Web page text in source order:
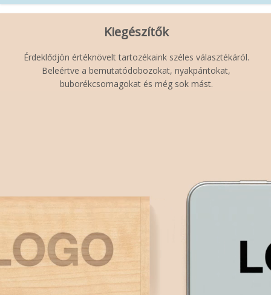
Kiegészítők
Érdeklődjön értéknövelt tartozékaink széles választékáról.
Beleértve a bemutatódobozokat, nyakpántokat,
buborékcsomagokat és még sok mást.